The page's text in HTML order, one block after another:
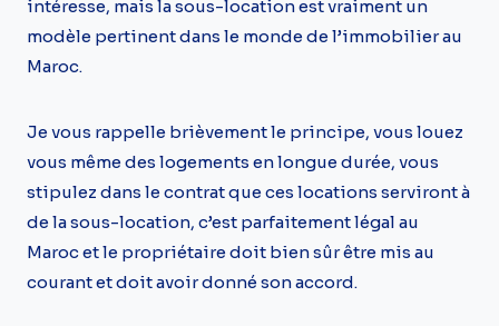
intéresse, mais la sous-location est vraiment un
modèle pertinent dans le monde de l’immobilier au
Maroc.
Je vous rappelle brièvement le principe, vous louez
vous même des logements en longue durée, vous
stipulez dans le contrat que ces locations serviront à
de la sous-location, c’est parfaitement légal au
Maroc et le propriétaire doit bien sûr être mis au
courant et doit avoir donné son accord.